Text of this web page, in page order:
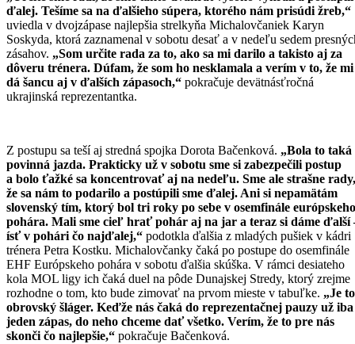
ďalej. Tešíme sa na ďalšieho súpera, ktorého nám prisúdi žreb,“
uviedla v dvojzápase najlepšia strelkyňa Michalovčaniek Karyn
Soskyda, ktorá zaznamenal v sobotu desať a v nedeľu sedem
zásahov. „Som určite rada za to, ako sa mi darilo a takisto aj za
dôveru trénera. Dúfam, že som ho nesklamala a verím v to, že mi
dá šancu aj v ďalších zápasoch,“ pokračuje devätnásťročná
ukrajinská reprezentantka.
Z postupu sa teší aj stredná spojka Dorota Bačenková. „Bola to taká
povinná jazda. Prakticky už v sobotu sme si zabezpečili postup
a bolo ťažké sa koncentrovať aj na nedeľu. Sme ale strašne rady,
že sa nám to podarilo a postúpili sme ďalej. Ani si nepamätám
slovenský tím, ktorý bol tri roky po sebe v osemfinále európskeho
pohára. Mali sme cieľ hrať pohár aj na jar a teraz si dáme ďalší
ísť v pohári čo najďalej,“ podotkla ďalšia z mladých pušiek v kádri
trénera Petra Kostku. Michalovčanky čaká po postupe do osemfinále
EHF Európskeho pohára v sobotu ďalšia skúška. V rámci desiateho
kola MOL ligy ich čaká duel na pôde Dunajskej Stredy, ktorý zrejme
rozhodne o tom, kto bude zimovať na prvom mieste v tabuľke. „Je to
obrovský šláger. Keďže nás čaká do reprezentačnej pauzy už iba
jeden zápas, do neho chceme dať všetko. Verím, že to pre nás
skonči čo najlepšie,“ pokračuje Bačenková.